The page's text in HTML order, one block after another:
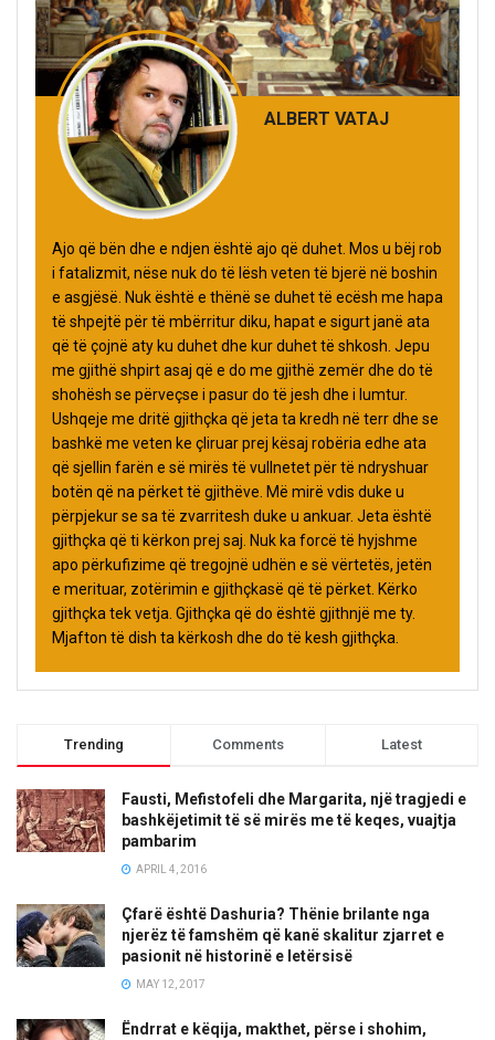
ALBERT VATAJ
Ajo që bën dhe e ndjen është ajo që duhet. Mos u bëj rob
i fatalizmit, nëse nuk do të lësh veten të bjerë në boshin
e asgjësë. Nuk është e thënë se duhet të ecësh me hapa
të shpejtë për të mbërritur diku, hapat e sigurt janë ata
që të çojnë aty ku duhet dhe kur duhet të shkosh. Jepu
me gjithë shpirt asaj që e do me gjithë zemër dhe do të
shohësh se përveçse i pasur do të jesh dhe i lumtur.
Ushqeje me dritë gjithçka që jeta ta kredh në terr dhe se
bashkë me veten ke çliruar prej kësaj robëria edhe ata
që sjellin farën e së mirës të vullnetet për të ndryshuar
botën që na përket të gjithëve. Më mirë vdis duke u
përpjekur se sa të zvarritesh duke u ankuar. Jeta është
gjithçka që ti kërkon prej saj. Nuk ka forcë të hyjshme
apo përkufizime që tregojnë udhën e së vërtetës, jetën
e merituar, zotërimin e gjithçkasë që të përket. Kërko
gjithçka tek vetja. Gjithçka që do është gjithnjë me ty.
Mjafton të dish ta kërkosh dhe do të kesh gjithçka.
Trending Comments Latest
Fausti, Mefistofeli dhe Margarita, një tragjedi e
bashkëjetimit të së mirës me të keqes, vuajtja
pambarim
APRIL 4, 2016
Çfarë është Dashuria? Thënie brilante nga
njerëz të famshëm që kanë skalitur zjarret e
pasionit në historinë e letërsisë
MAY 12, 2017
Ëndrrat e këqija, makthet, përse i shohim,